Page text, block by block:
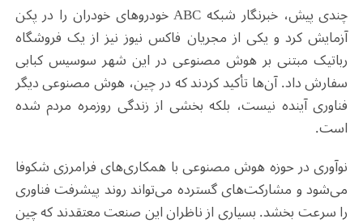
چندی پیش، خبرنگار شبکهABCخودروهای خودران را در پکن
آزمایش کرد و یکی از مجریان فاکس نیوز نیز از یک فروشگاه
رباتیک مبتنی بر هوش مصنوعی در این شهر سوسیس کبابی
سفارش داد. آن‌ها تأکید کردند که در چین، هوش مصنوعی دیگر
فناوری آینده نیست، بلکه بخشی از زندگی روزمره مردم شده
است.
نوآوری در حوزه هوش مصنوعی با همکاری‌های فرامرزی شکوفا
می‌شود و مشارکت‌های گسترده می‌تواند روند پیشرفت فناوری
را سرعت بخشد. بسیاری از ناظران این صنعت معتقدند که چین